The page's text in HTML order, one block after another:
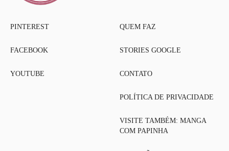
PINTEREST
FACEBOOK
YOUTUBE
QUEM FAZ
STORIES GOOGLE
CONTATO
POLÍTICA DE PRIVACIDADE
VISITE TAMBÉM: MANGA
COM PAPINHA